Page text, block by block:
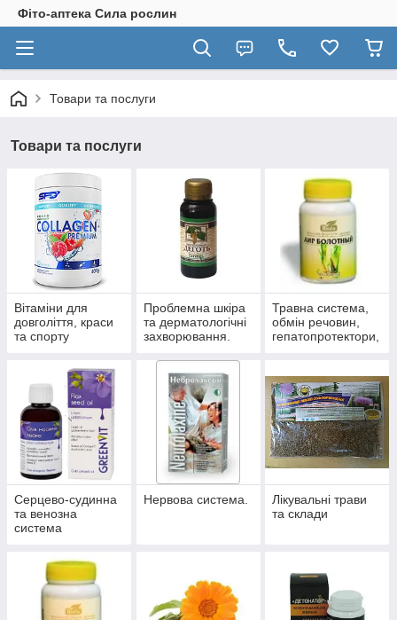
Фіто-аптека Сила рослин
Товари та послуги
Товари та послуги
Вітаміни для
довголіття, краси
та спорту
Проблемна шкіра
та дерматологічні
захворювання.
Травна система,
обмін речовин,
гепатопротектори,
Серцево-судинна
та венозна
система
Нервова система.
Лікувальні трави
та склади